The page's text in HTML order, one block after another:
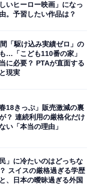
いヒーロー映画」になっ
。予習したい作品は？
「駆け込み実績ゼロ」の
…「こども110番の家」
に必要？ PTAが直面する
現実
春18きっぷ」販売激減の裏
？ 連続利用の厳格化だけ
い「本当の理由」
民」に冷たいのはどっちな
スイスの厳格過ぎる学歴
、日本の曖昧過ぎる外国